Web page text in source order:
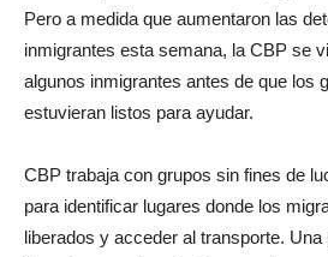
Pero a medida que aumentaron las
inmigrantes esta semana, la CBP se
algunos inmigrantes antes de que los
estuvieran listos para ayudar.
CBP trabaja con grupos sin fines de
para identificar lugares donde los
liberados y acceder al transporte.